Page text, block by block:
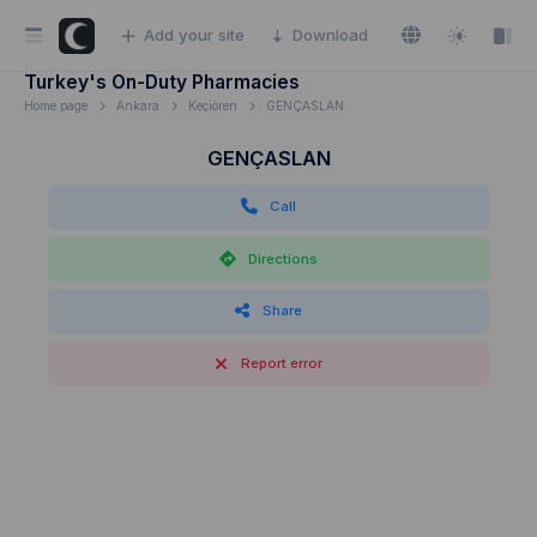
Add your site Download
Turkey's On-Duty Pharmacies
Home page Ankara Keçiören GENÇASLAN
GENÇASLAN
Call
Directions
Share
Report error